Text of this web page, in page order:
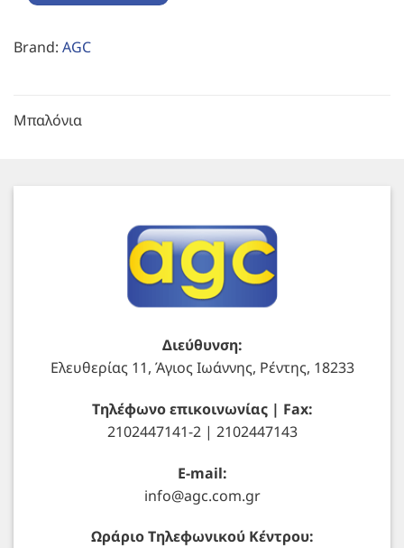
Brand: AGC
Μπαλόνια
Διεύθυνση:
Ελευθερίας 11, Άγιος Ιωάννης, Ρέντης, 18233
Τηλέφωνο επικοινωνίας | Fax:
2102447141-2 | 2102447143
E-mail:
info@agc.com.gr
Ωράριο Τηλεφωνικού Κέντρου: